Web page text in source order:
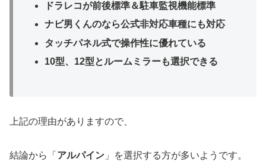
ドラレコが前後標準＆駐車監視機能標準
ナビ男くんのなら公式非対応車種にも対応
タッチパネル式で操作性に優れている
10型、12型とルームミラーも選択できる
上記の理由がありますので、
結論から「 アルパイン 」を選択する方が多いようです。